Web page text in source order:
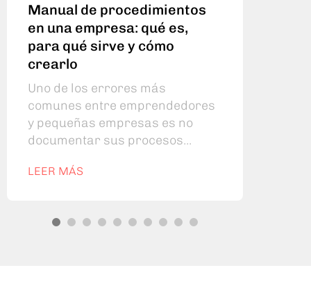
Manual de procedimientos
en una empresa: qué es,
para qué sirve y cómo
crearlo
Uno de los errores más
comunes entre emprendedores
y pequeñas empresas es no
documentar sus procesos...
LEER MÁS